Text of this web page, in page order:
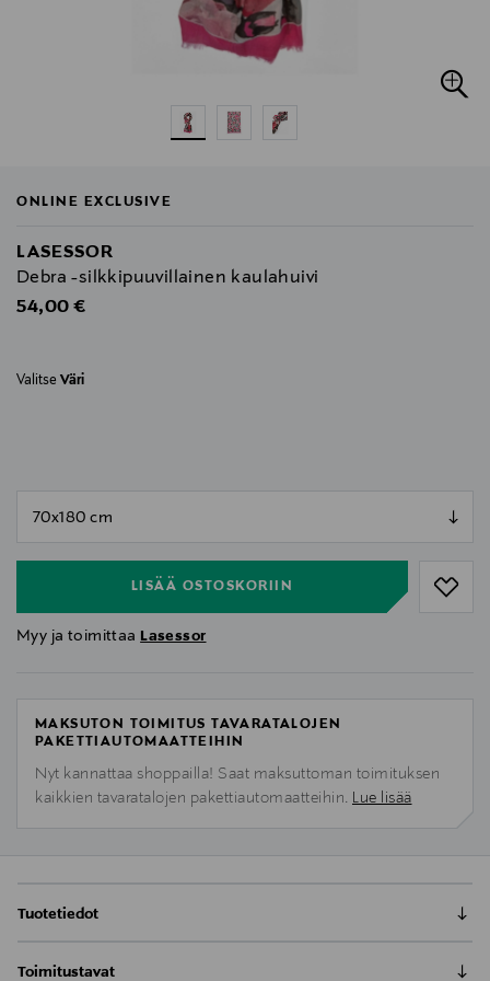
ONLINE EXCLUSIVE
LASESSOR
Debra -silkkipuuvillainen kaulahuivi
Original Price
54,00 €
Valitse Väri
LISÄÄ OSTOSKORIIN
Myy ja toimittaa Lasessor
MAKSUTON TOIMITUS TAVARATALOJEN
PAKETTIAUTOMAATTEIHIN
Nyt kannattaa shoppailla! Saat maksuttoman toimituksen
kaikkien tavaratalojen pakettiautomaatteihin. Lue lisää
Tuotetiedot
kevääseen ja kesään
Toimitustavat